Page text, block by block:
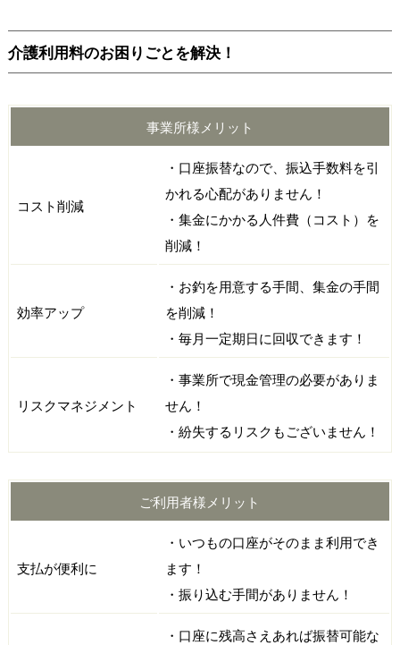
介護利用料のお困りごとを解決！
事業所様メリット
コスト削減
・口座振替なので、振込手数料を引
かれる心配がありません！
・集金にかかる人件費（コスト）を
削減！
効率アップ
・お釣を用意する手間、集金の手間
を削減！
・毎月一定期日に回収できます！
リスクマネジメント
・事業所で現金管理の必要がありま
せん！
・紛失するリスクもございません！
ご利用者様メリット
支払が便利に
・いつもの口座がそのまま利用でき
ます！
・振り込む手間がありません！
・口座に残高さえあれば振替可能な